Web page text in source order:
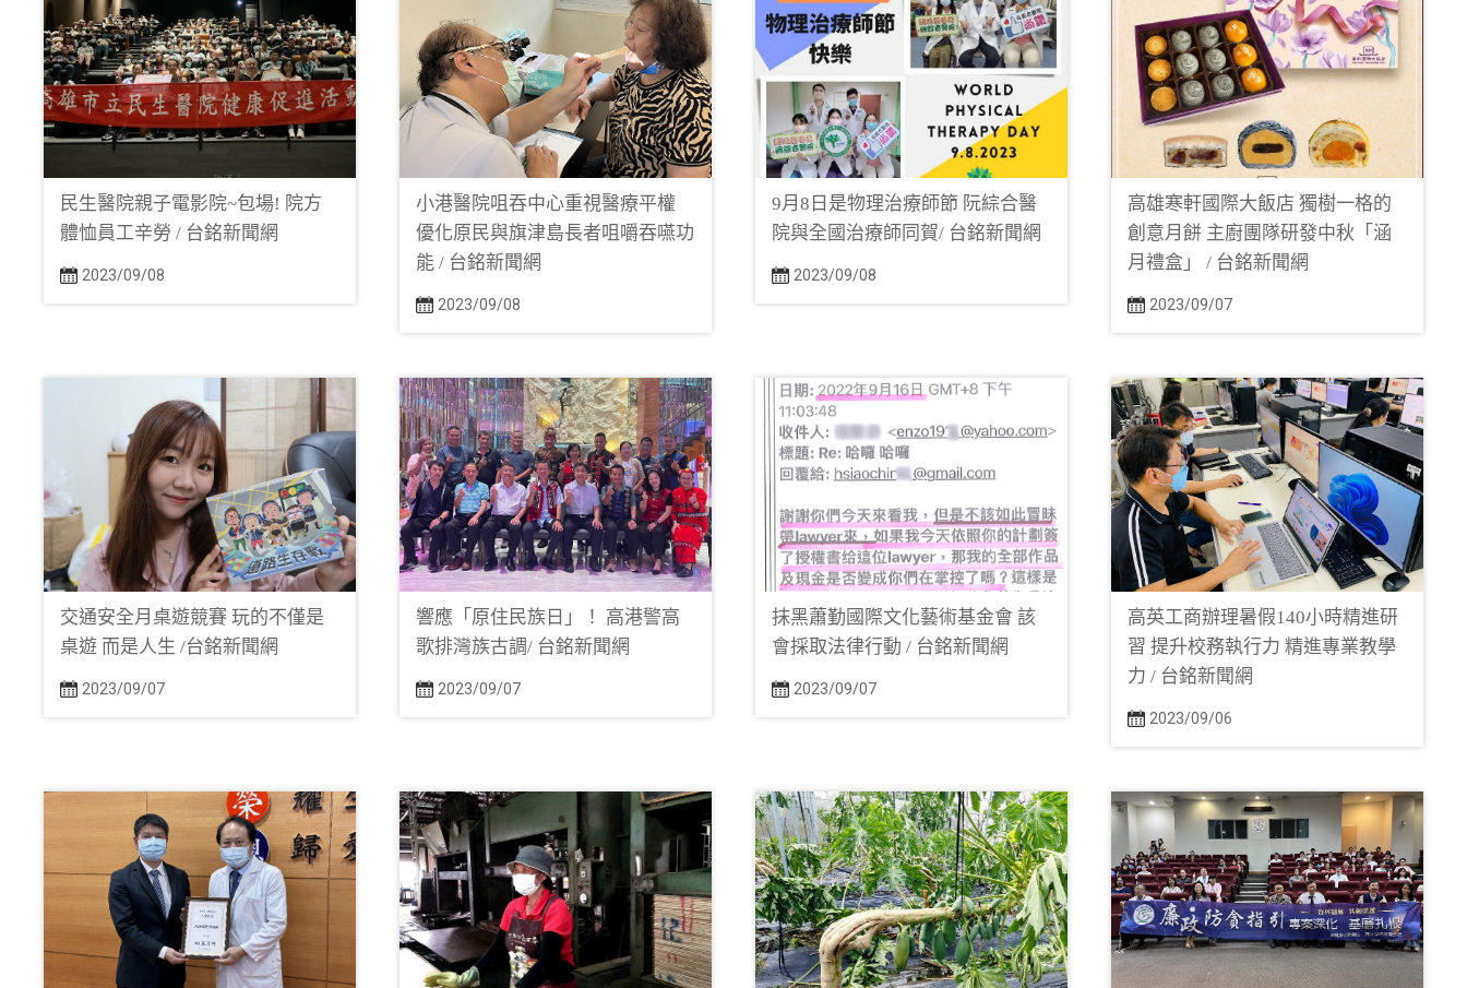
民生醫院親子電影院~包場! 院方
體恤員工辛勞 / 台銘新聞網
2023/09/08
小港醫院咀吞中心重視醫療平權
優化原民與旗津島長者咀嚼吞嚥功
能 / 台銘新聞網
2023/09/08
9月8日是物理治療師節 阮綜合醫
院與全國治療師同賀/ 台銘新聞網
2023/09/08
高雄寒軒國際大飯店 獨樹一格的
創意月餅 主廚團隊研發中秋「涵
月禮盒」 / 台銘新聞網
2023/09/07
交通安全月桌遊競賽 玩的不僅是
桌遊 而是人生 /台銘新聞網
2023/09/07
響應「原住民族日」！ 高港警高
歌排灣族古調/ 台銘新聞網
2023/09/07
抹黑蕭勤國際文化藝術基金會 該
會採取法律行動 / 台銘新聞網
2023/09/07
高英工商辦理暑假140小時精進研
習 提升校務執行力 精進專業教學
力 / 台銘新聞網
2023/09/06